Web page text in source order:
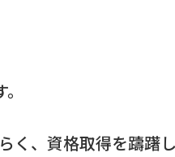
く、資格取得を躊躇し